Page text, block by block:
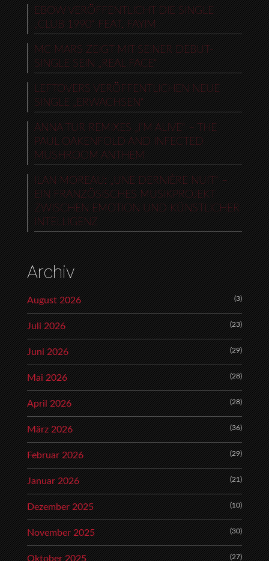
EBOW VERÖFFENTLICHT DIE SINGLE
„CLUB 1990“ FEAT. FAYIM
MC MARS ZEIGT MIT SEINER DEBUT-
SINGLE SEIN „REAL FACE“
LEFTOVERS VERÖFFENTLICHEN NEUE
SINGLE „ERWACHSEN“
ANNA TUR REMIXES „I’M ALIVE“ – THE
PAUL OAKENFOLD AND INFECTED
MUSHROOM ANTHEM
ILAN MOREAU: „UNE DERNIÈRE NUIT“ –
EIN FRANZÖSISCHES MUSIKPROJEKT
ZWISCHEN EMOTION UND KÜNSTLICHER
INTELLIGENZ
Archiv
August 2026 (3)
Juli 2026 (23)
Juni 2026 (29)
Mai 2026 (28)
April 2026 (28)
März 2026 (36)
Februar 2026 (29)
Januar 2026 (21)
Dezember 2025 (10)
November 2025 (30)
Oktober 2025 (27)